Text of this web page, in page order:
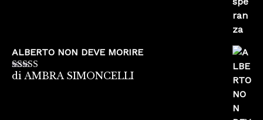
ALBERTO NON DEVE MORIRE
Valutato5su
di AMBRA SIMONCELLI